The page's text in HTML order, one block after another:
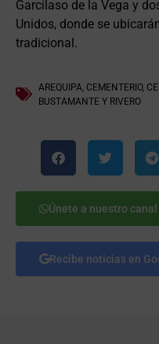
Garcilaso de la Vega y
Unidos, donde se
tradicional.
AREQUIPA CEMENTERIO,
BUSTAMANTE Y RIVERO
Únete a nuestro
Recibe noticias en